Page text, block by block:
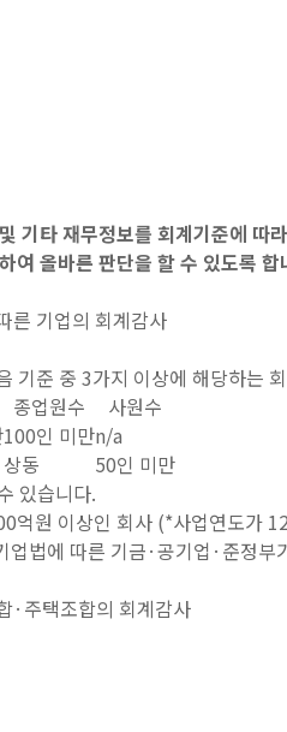
기타 재무정보를 회계기준에
여 올바른 판단을 할 수 있도록 합
른 기업의 회계감사
기준 중 3가지 이상에 해당하는
종업원수
사원수
100인 미만n/a
상동
50인 미만
있습니다.
억원 이상인 회사 (*사업연도가
법에 따른 기금·공기업·준정부
·주택조합의 회계감사